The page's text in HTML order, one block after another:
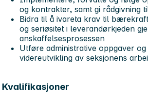
og kontrakter, samt gi rådgivning
Bidra til å ivareta krav til
og seriøsitet i leverandørkjeden
anskaffelsesprosessen
Utføre administrative oppgaver
videreutvikling av seksjonens
Kvalifikasjoner